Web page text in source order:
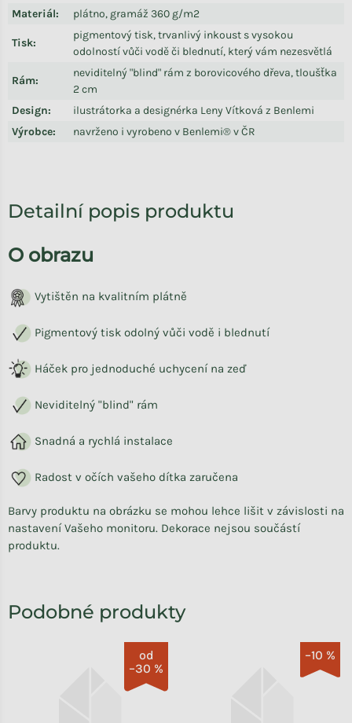
Materiál: plátno, gramáž 360 g/m2
Tisk:
pigmentový tisk, trvanlivý inkoust s vysokou
odolností vůči vodě či blednutí, který vám nezesvětlá
Rám:
neviditelný "blind" rám z borovicového dřeva, tloušťka
2 cm
Design:
ilustrátorka a designérka Leny Vítková z Benlemi
Výrobce: navrženo i vyrobeno v Benlemi® v ČR
Detailní popis produktu
O obrazu
Vytištěn na kvalitním plátně
Pigmentový tisk odolný vůči vodě i blednutí
Háček pro jednoduché uchycení na zeď
Neviditelný "blind" rám
Snadná a rychlá instalace
Radost v očích vašeho dítka zaručena
Barvy produktu na obrázku se mohou lehce lišit v závislosti na
nastavení Vašeho monitoru. Dekorace nejsou součástí
produktu.
od
–30 %
–10 %